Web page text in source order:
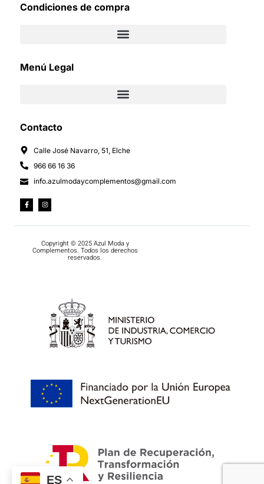
Condiciones de compra
Menú Legal
Contacto
Calle José Navarro, 51, Elche
966 66 16 36
info.azulmodaycomplementos@gmail.com
Copyright © 2025 Azul Moda y
Complementos. Todos los derechos
reservados.
ES